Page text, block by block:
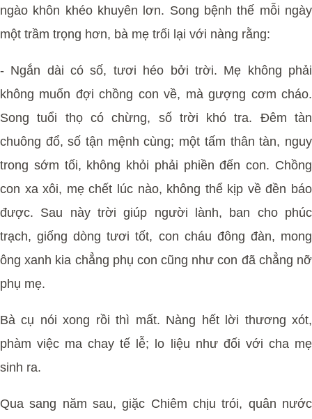
ngào khôn khéo khuyên lơn. Song bệnh thế mỗi ngày
một trầm trọng hơn, bà mẹ trối lại với nàng rằng:
- Ngắn dài có số, tươi héo bởi trời. Mẹ không phải
không muốn đợi chồng con về, mà gượng cơm cháo.
Song tuổi thọ có chừng, số trời khó tra. Đêm tàn
chuông đổ, số tận mệnh cùng; một tấm thân tàn, nguy
trong sớm tối, không khỏi phải phiền đến con. Chồng
con xa xôi, mẹ chết lúc nào, không thể kịp về đền báo
được. Sau này trời giúp người lành, ban cho phúc
trạch, giống dòng tươi tốt, con cháu đông đàn, mong
ông xanh kia chẳng phụ con cũng như con đã chẳng nỡ
phụ mẹ.
Bà cụ nói xong rồi thì mất. Nàng hết lời thương xót,
phàm việc ma chay tế lễ; lo liệu như đối với cha mẹ
sinh ra.
Qua sang năm sau, giặc Chiêm chịu trói, quân nước